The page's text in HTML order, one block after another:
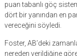
puan tabanlı göç
dört bir yanından en
vereceğini söyledi.
Foster, AB’deki
nereden verildiğine